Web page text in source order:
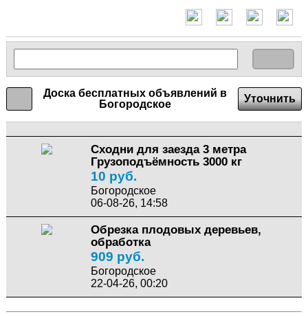
Доска бесплатных объявлений в
Богородское
Уточнить
Сходни для заезда 3 метра
Грузоподъёмность 3000 кг
10 руб.
Богородское
06-08-26, 14:58
Обрезка плодовых деревьев,
обработка
909 руб.
Богородское
22-04-26, 00:20